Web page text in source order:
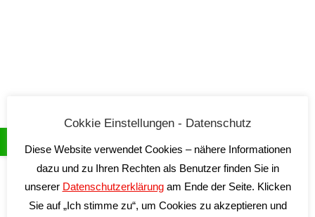
12 Products
Feudi di Guagnano
10 Products
Cokkie Einstellungen - Datenschutz
Diese Website verwendet Cookies – nähere Informationen
dazu und zu Ihren Rechten als Benutzer finden Sie in
unserer Datenschutzerklärungam Ende der Seite. Klicken
Sie auf „Ich stimme zu“, um Cookies zu akzeptieren und